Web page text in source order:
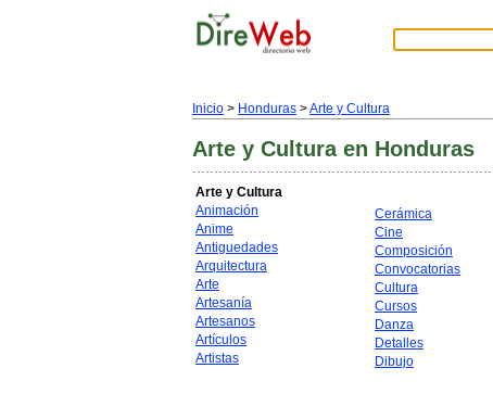
Inicio > Honduras >Arte y Cultura
Arte y Cultura en Honduras
Arte y Cultura
Animación
Anime
Antiguedades
Arquitectura
Arte
Artesanía
Artesanos
Artículos
Artistas
Cerámica
Cine
Composición
Convocatorias
Cultura
Cursos
Danza
Detalles
Dibujo